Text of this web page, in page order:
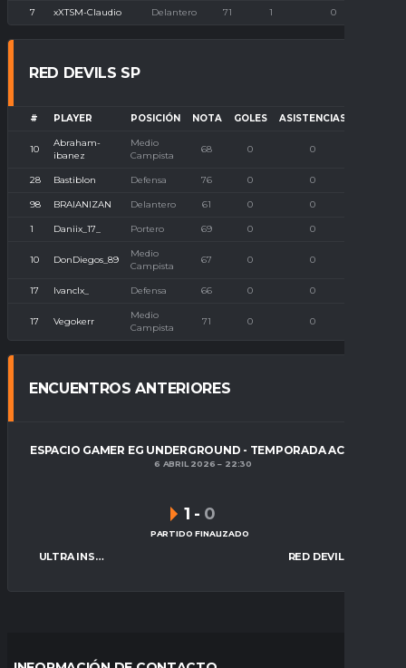
7 xXTSM-Claudio Delantero 71 1 0
RED DEVILS SP
# PLAYER POSICIÓN NOTA GOLES ASISTENCIAS
10
Abraham-
ibanez
Medio
Campista
68 0 0
28 Bastiblon Defensa 76 0 0
98 BRAIANIZAN Delantero 61 0 0
1 Daniix_17_ Portero 69 0 0
10 DonDiegos_89
Medio
Campista
67 0 0
17 Ivanclx_ Defensa 66 0 0
17 Vegokerr
Medio
Campista
71 0 0
ENCUENTROS ANTERIORES
ESPACIO GAMER EG UNDERGROUND - TEMPORADA ACTUAL
6 ABRIL 2026 22:30
ULTRA INSTINCT FC
1 - 0
PARTIDO FINALIZADO